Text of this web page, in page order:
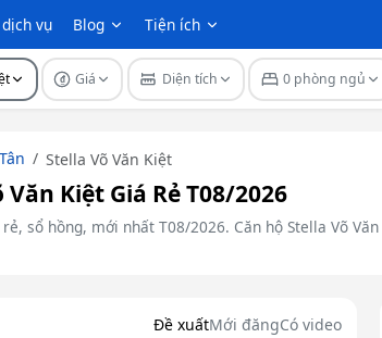
vụ Blog Tiện ích
Giá Diện tích 0 phòng ngủ
Stella Võ Văn Kiệt
Kiệt Giá Rẻ T08/2026
sổ hồng, mới nhất T08/2026. Căn hộ Stella Võ
Đề xuấtMới đăngCó video